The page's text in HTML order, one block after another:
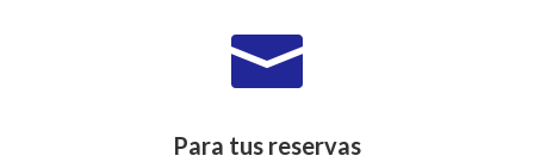

Para tus reservas